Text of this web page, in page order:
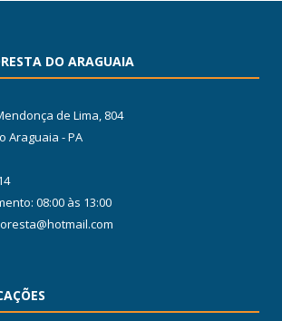
DO ARAGUAIA
de Lima, 804
Araguaia - PA
08:00 às 13:00